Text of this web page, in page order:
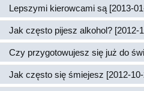
Lepszymi kierowcami są [2013-
Jak często pijesz alkohol? [2012-
Czy przygotowujesz się już do
Jak często się śmiejesz [2012-